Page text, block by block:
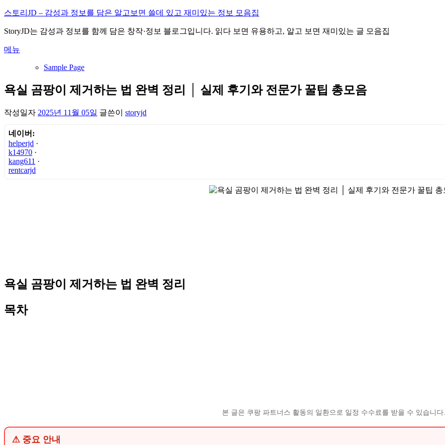
내
으
바
기
스토리JD – 감성과 정보를 담은 알고보면 쓸데 있고 재미있는 정보 모음집
StoryJD는 감성과 정보를 함께 담은 창작·정보 블로그입니다. 읽다 보면 유용하고, 알고 보면 재미있는 글 모음집
메뉴
Sample Page
욕실 곰팡이 제거하는 법 완벽 정리 │ 실제 후기와 전문가 꿀팁 총모음
작성일자 2025년 11월 05일 글쓴이 storyjd
네이버:
helperjd ·
k14970 ·
kang611 ·
rentcarjd
욕실 곰팡이 제거하는 법 완벽 정리
목차
본 글은 쿠팡 파트너스 활동의 일환으로 일정 수수료를 받을 수 있습니다.
⚠ 중요 안내